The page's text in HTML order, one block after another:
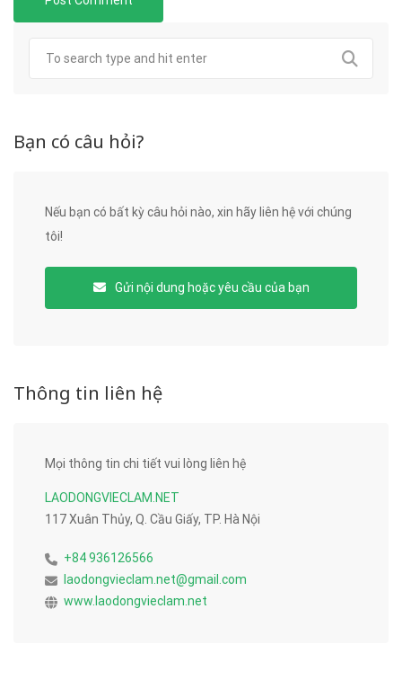
Bạn có câu hỏi?
Nếu bạn có bất kỳ câu hỏi nào, xin hãy liên hệ với chúng
tôi!
Gửi nội dung hoặc yêu cầu của bạn
Thông tin liên hệ
Mọi thông tin chi tiết vui lòng liên hệ
LAODONGVIECLAM.NET
117 Xuân Thủy, Q. Cầu Giấy, TP. Hà Nội
+84 936126566
laodongvieclam.net@gmail.com
www.laodongvieclam.net